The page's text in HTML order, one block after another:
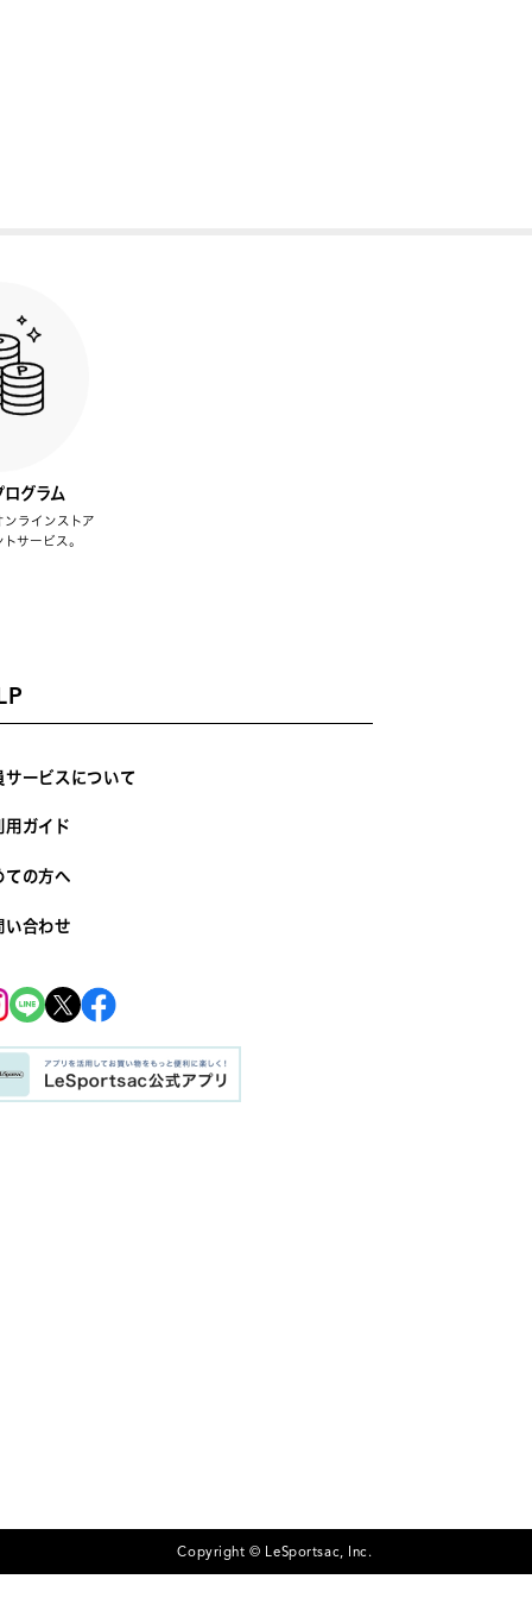
ログラム
ラインストア
サービス。
サービスについて
用ガイド
ての方へ
い合わせ
Copyright © LeSportsac, Inc.